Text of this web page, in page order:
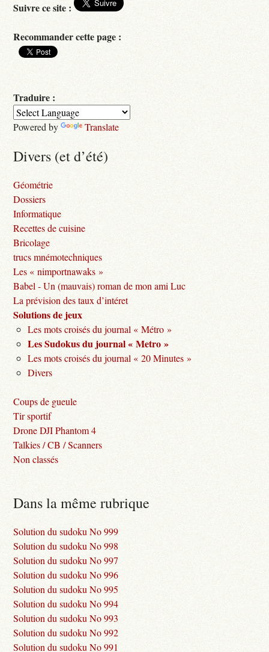
Suivre ce site :
Recommander cette page :
Traduire :
Powered by Translate
Divers (et d’été)
Géométrie
Dossiers
Informatique
Recettes de cuisine
Bricolage
trucs mnémotechniques
Les « nimportnawaks »
Babel - Un (mauvais) roman de mon ami Luc
La prévision des taux d’intéret
Solutions de jeux
Les mots croisés du journal « Métro »
Les Sudokus du journal « Metro »
Les mots croisés du journal « 20 Minutes »
Divers
Coups de gueule
Tir sportif
Drone DJI Phantom 4
Talkies / CB / Scanners
Non classés
Dans la même rubrique
Solution du sudoku No 999
Solution du sudoku No 998
Solution du sudoku No 997
Solution du sudoku No 996
Solution du sudoku No 995
Solution du sudoku No 994
Solution du sudoku No 993
Solution du sudoku No 992
Solution du sudoku No 991